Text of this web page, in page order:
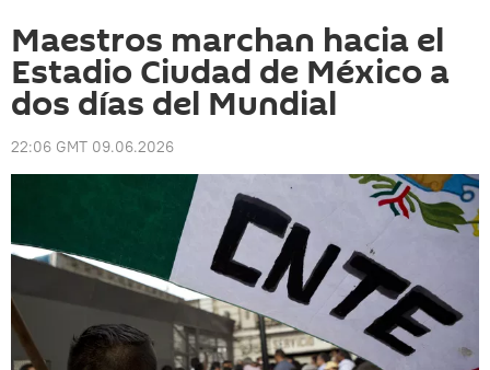
Maestros marchan hacia el
Estadio Ciudad de México a
dos días del Mundial
22:06 GMT 09.06.2026